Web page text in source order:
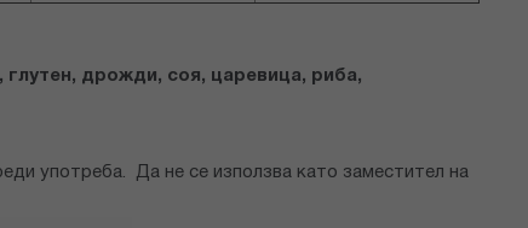
глутен, дрожди, соя, царевица, риба,
употреба. Да не се използва като заместител на